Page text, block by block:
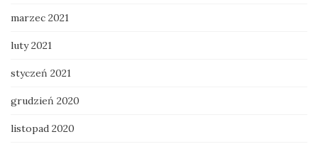
marzec 2021
luty 2021
styczeń 2021
grudzień 2020
listopad 2020